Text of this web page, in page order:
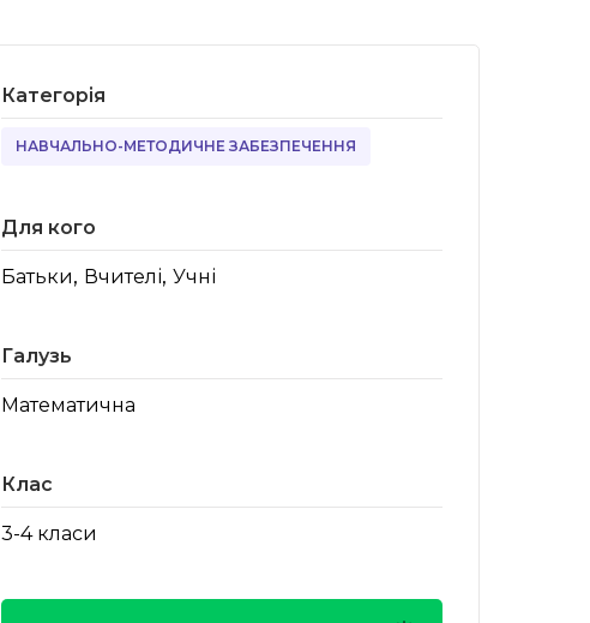
Категорія
НАВЧАЛЬНО-МЕТОДИЧНЕ ЗАБЕЗПЕЧЕННЯ
Для кого
Батьки, Вчителі, Учні
Галузь
Математична
Клас
3-4 класи